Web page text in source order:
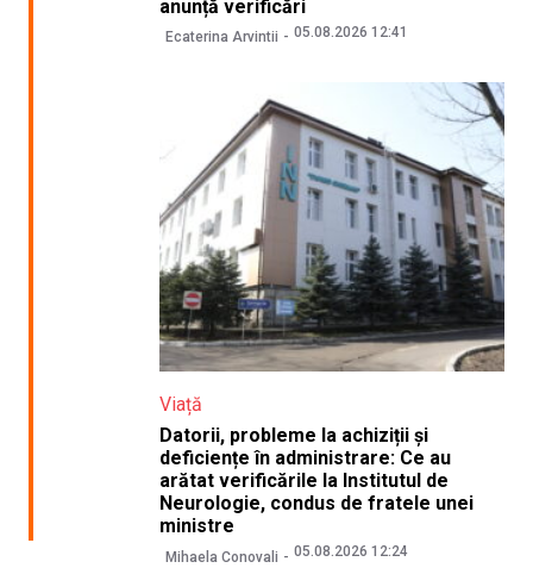
anunță verificări
Ecaterina Arvintii 05.08.2026 12:41
Viață
Datorii, probleme la achiziții și
deficiențe în administrare: Ce au
arătat verificările la Institutul de
Neurologie, condus de fratele unei
ministre
Mihaela Conovali 05.08.2026 12:24